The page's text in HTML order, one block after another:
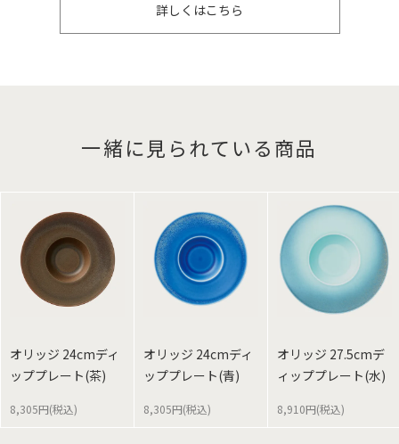
詳しくはこちら
一緒に見られている商品
オリッジ 24cmディ
ッププレート(茶)
8,305円(税込)
オリッジ 24cmディ
ッププレート(青)
8,305円(税込)
オリッジ 27.5cmデ
ィッププレート(水)
8,910円(税込)